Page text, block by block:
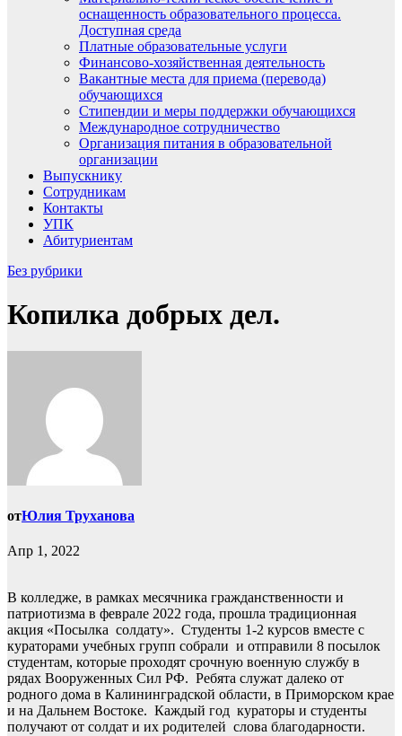
оснащенность образовательного процесса.
Доступная среда
Платные образовательные услуги
Финансово-хозяйственная деятельность
Вакантные места для приема (перевода)
обучающихся
Стипендии и меры поддержки обучающихся
Международное сотрудничество
Организация питания в образовательной
организации
Выпускнику
Сотрудникам
Контакты
УПК
Абитуриентам
Без рубрики
Копилка добрых дел.
отЮлия Труханова
Апр 1, 2022
В колледже, в рамках месячника гражданственности и
патриотизма в феврале 2022 года, прошла традиционная
акция «Посылка солдату». Студенты 1-2 курсов вместе с
кураторами учебных групп собрали и отправили 8 посылок
студентам, которые проходят срочную военную службу в
рядах Вооруженных Сил РФ. Ребята служат далеко от
родного дома в Калининградской области, в Приморском крае
и на Дальнем Востоке. Каждый год кураторы и студенты
получают от солдат и их родителей слова благодарности.